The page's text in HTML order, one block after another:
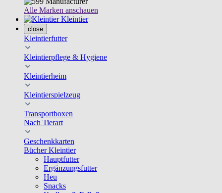
Alle Marken anschauen
Kleintier
close
Kleintierfutter
Kleintierpflege & Hygiene
Kleintierheim
Kleintierspielzeug
Transportboxen
Nach Tierart
Geschenkkarten
Bücher Kleintier
Hauptfutter
Ergänzungsfutter
Heu
Snacks